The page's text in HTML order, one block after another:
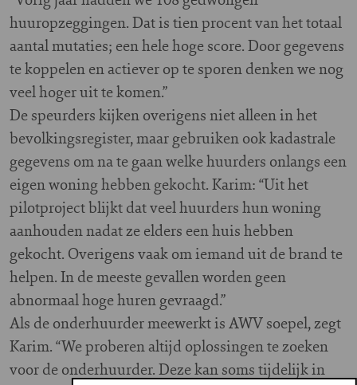
huuropzeggingen. Dat is tien procent van het totaal
aantal mutaties; een hele hoge score. Door gegevens
te koppelen en actiever op te sporen denken we nog
veel hoger uit te komen.”
De speurders kijken overigens niet alleen in het
bevolkingsregister, maar gebruiken ook kadastrale
gegevens om na te gaan welke huurders onlangs een
eigen woning hebben gekocht. Karim: “Uit het
pilotproject blijkt dat veel huurders hun woning
aanhouden nadat ze elders een huis hebben
gekocht. Overigens vaak om iemand uit de brand te
helpen. In de meeste gevallen worden geen
abnormaal hoge huren gevraagd.”
Als de onderhuurder meewerkt is AWV soepel, zegt
Karim. “We proberen altijd oplossingen te zoeken
voor de onderhuurder. Deze kan soms tijdelijk in